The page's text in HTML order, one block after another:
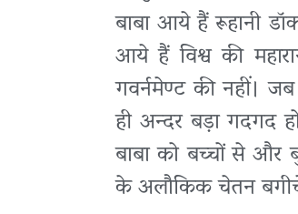
बाबा आये हैं रूहानी
आये हैं विश्व की
गवर्नमेण्ट की नहीं।
ही अन्दर बड़ा गदगद
बाबा को बच्चों से और
के अलौकिक चेतन